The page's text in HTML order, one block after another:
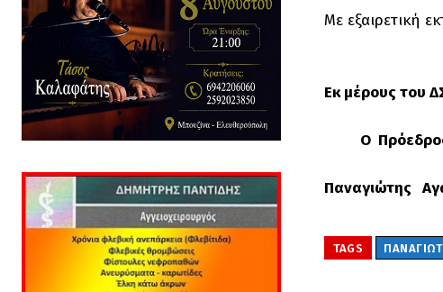
Με εξαιρετική
Εκ μέρους του
Ο
Παναγιώτης
TAGS